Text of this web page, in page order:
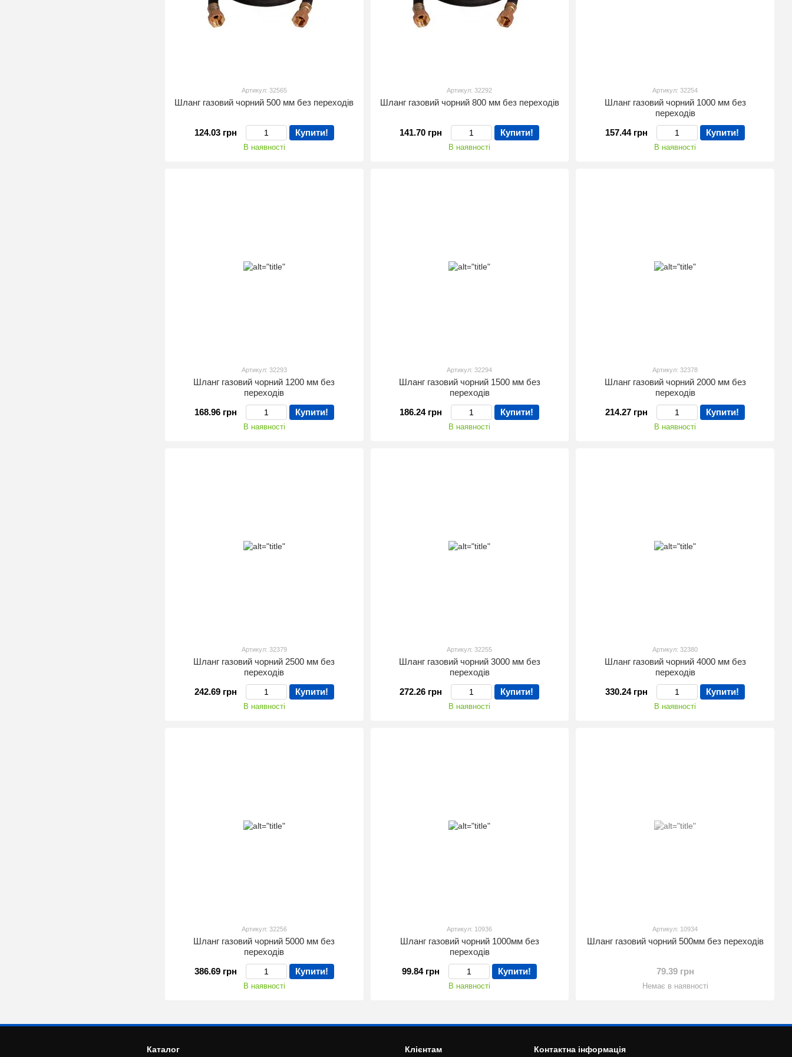
Артикул: 32565
Шланг газовий чорний 500 мм без переходів
124.03 грн Купити!
В наявності
Артикул: 32292
Шланг газовий чорний 800 мм без переходів
141.70 грн Купити!
В наявності
Артикул: 32254
Шланг газовий чорний 1000 мм без
переходів
157.44 грн
Купити!
В наявності
Артикул: 32293
Шланг газовий чорний 1200 мм без
переходів
168.96 грн
Купити!
В наявності
Артикул: 32294
Шланг газовий чорний 1500 мм без
переходів
186.24 грн
Купити!
В наявності
Артикул: 32378
Шланг газовий чорний 2000 мм без
переходів
214.27 грн
Купити!
В наявності
Артикул: 32379
Шланг газовий чорний 2500 мм без
переходів
242.69 грн
Купити!
В наявності
Артикул: 32255
Шланг газовий чорний 3000 мм без
переходів
272.26 грн
Купити!
В наявності
Артикул: 32380
Шланг газовий чорний 4000 мм без
переходів
330.24 грн
Купити!
В наявності
Артикул: 32256
Шланг газовий чорний 5000 мм без
переходів
386.69 грн
Купити!
В наявності
Артикул: 10936
Шланг газовий чорний 1000мм без
переходів
99.84 грн
Купити!
В наявності
Артикул: 10934
Шланг газовий чорний 500мм без переходів
79.39 грн
Немає в наявності
Каталог Клієнтам Контактна інформація